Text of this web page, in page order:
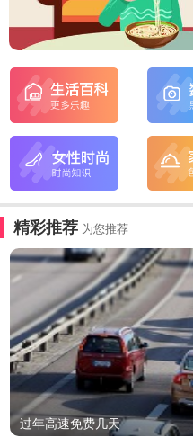
精彩推荐 为您推荐
过年高速免费几天